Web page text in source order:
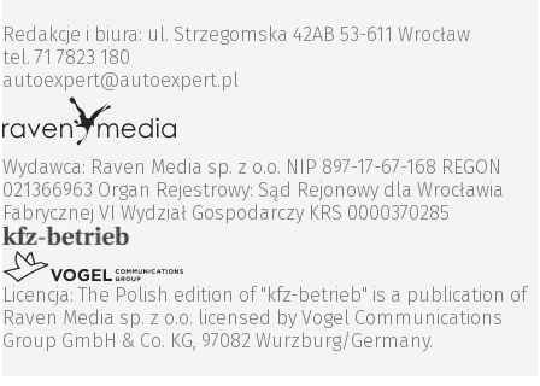
Redakcje i biura: ul. Strzegomska 42AB 53-611 Wrocław
tel. 71 7823 180
autoexpert@autoexpert.pl
Wydawca: Raven Media sp. z o.o. NIP 897-17-67-168 REGON
021366963 Organ Rejestrowy: Sąd Rejonowy dla Wrocławia
Fabrycznej VI Wydział Gospodarczy KRS 0000370285
Licencja: The Polish edition of "kfz-betrieb" is a publication of
Raven Media sp. z o.o. licensed by Vogel Communications
Group GmbH & Co. KG, 97082 Wurzburg/Germany.